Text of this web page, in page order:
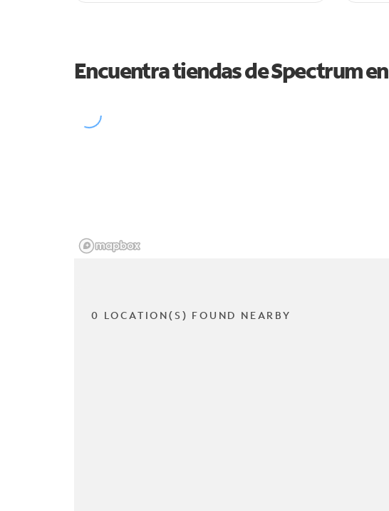
Encuentra tiendas de Spectrum en
0 LOCATION(S) FOUND NEARBY